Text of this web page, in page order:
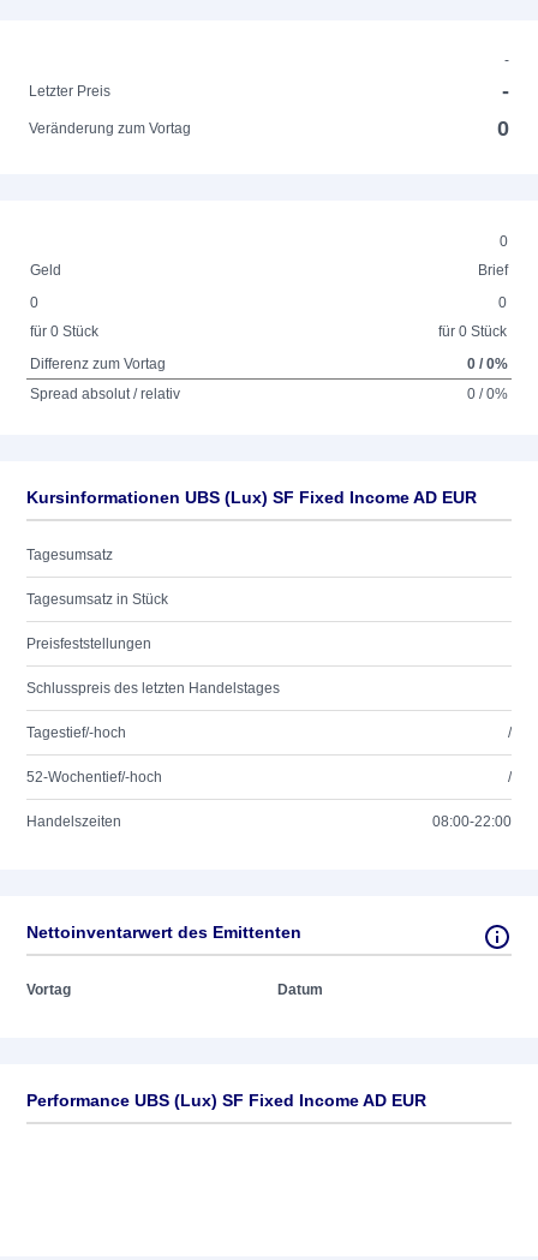
-
Letzter Preis
-
Veränderung zum Vortag 0
0
Geld
Brief
0
für 0 Stück
0
für 0 Stück
Differenz zum Vortag
0 / 0%
Spread absolut / relativ
0 / 0%
Kursinformationen UBS (Lux) SF Fixed Income AD EUR
Tagesumsatz
Tagesumsatz in Stück
Preisfeststellungen
Schlusspreis des letzten Handelstages
Tagestief/-hoch /
52-Wochentief/-hoch /
Handelszeiten 08:00-22:00
Nettoinventarwert des Emittenten
Vortag Datum
Performance UBS (Lux) SF Fixed Income AD EUR